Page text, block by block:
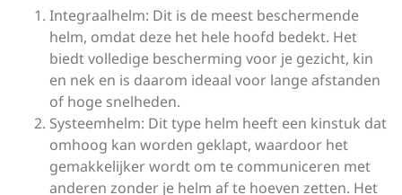
Integraalhelm: Dit is de meest beschermende
helm, omdat deze het hele hoofd bedekt. Het
biedt volledige bescherming voor je gezicht, kin
en nek en is daarom ideaal voor lange afstanden
of hoge snelheden.
Systeemhelm: Dit type helm heeft een kinstuk dat
omhoog kan worden geklapt, waardoor het
gemakkelijker wordt om te communiceren met
anderen zonder je helm af te hoeven zetten. Het